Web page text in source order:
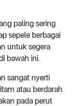
paling sering
sepele berbagai
untuk segera
bawah ini.
sangat nyerti
atau berdarah
pada perut